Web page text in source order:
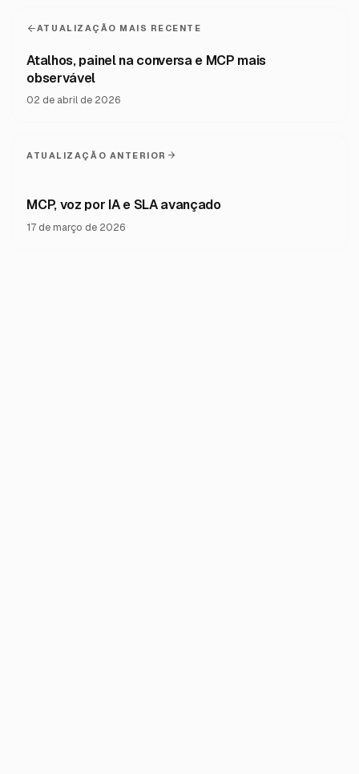
ATUALIZAÇÃO MAIS RECENTE
Atalhos, painel na conversa e MCP mais
observável
02 de abril de 2026
ATUALIZAÇÃO ANTERIOR
MCP, voz por IA e SLA avançado
17 de março de 2026